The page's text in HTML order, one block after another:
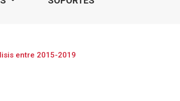
entre 2015-2019